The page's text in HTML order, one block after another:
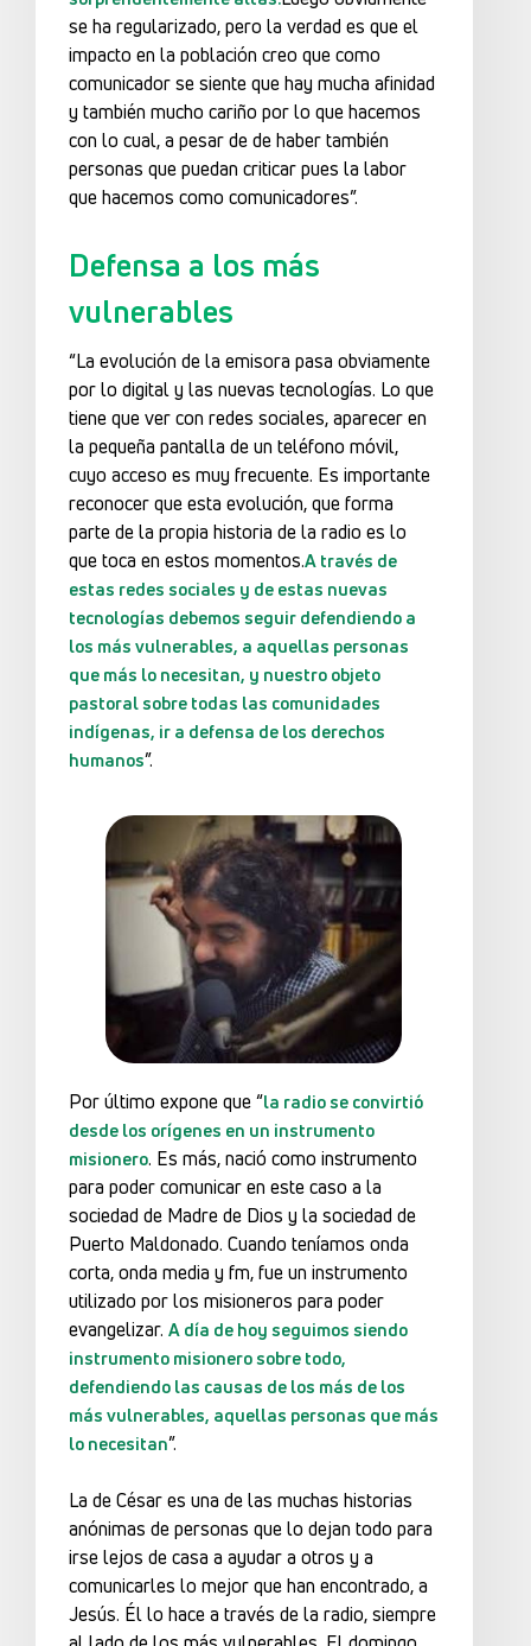
se ha regularizado, pero la verdad es que el
impacto en la población creo que como
comunicador se siente que hay mucha afinidad
y también mucho cariño por lo que hacemos
con lo cual, a pesar de de haber también
personas que puedan criticar pues la labor
que hacemos como comunicadores”.
Defensa a los más
vulnerables
“La evolución de la emisora pasa obviamente
por lo digital y las nuevas tecnologías. Lo que
tiene que ver con redes sociales, aparecer en
la pequeña pantalla de un teléfono móvil,
cuyo acceso es muy frecuente. Es importante
reconocer que esta evolución, que forma
parte de la propia historia de la radio es lo
que toca en estos momentos.A través de
estas redes sociales y de estas nuevas
tecnologías debemos seguir defendiendo a
los más vulnerables, a aquellas personas
que más lo necesitan, y nuestro objeto
pastoral sobre todas las comunidades
indígenas, ir a defensa de los derechos
humanos”.
Por último expone que “la radio se convirtió
desde los orígenes en un instrumento
misionero. Es más, nació como instrumento
para poder comunicar en este caso a la
sociedad de Madre de Dios y la sociedad de
Puerto Maldonado. Cuando teníamos onda
corta, onda media y fm, fue un instrumento
utilizado por los misioneros para poder
evangelizar. A día de hoy seguimos siendo
instrumento misionero sobre todo,
defendiendo las causas de los más de los
más vulnerables, aquellas personas que más
lo necesitan”.
La de César es una de las muchas historias
anónimas de personas que lo dejan todo para
irse lejos de casa a ayudar a otros y a
comunicarles lo mejor que han encontrado, a
Jesús. Él lo hace a través de la radio, siempre